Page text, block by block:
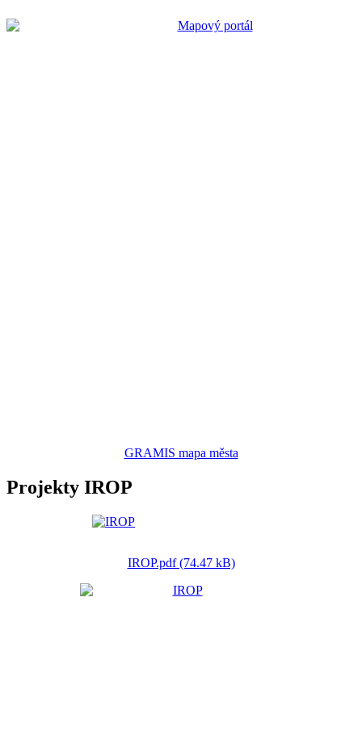
GRAMIS mapa města
Projekty IROP
IROP.pdf (74.47 kB)